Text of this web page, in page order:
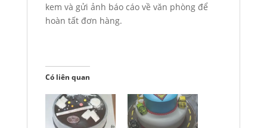
kem và gửi ảnh báo cáo về văn phòng để
hoàn tất đơn hàng.
Có liên quan